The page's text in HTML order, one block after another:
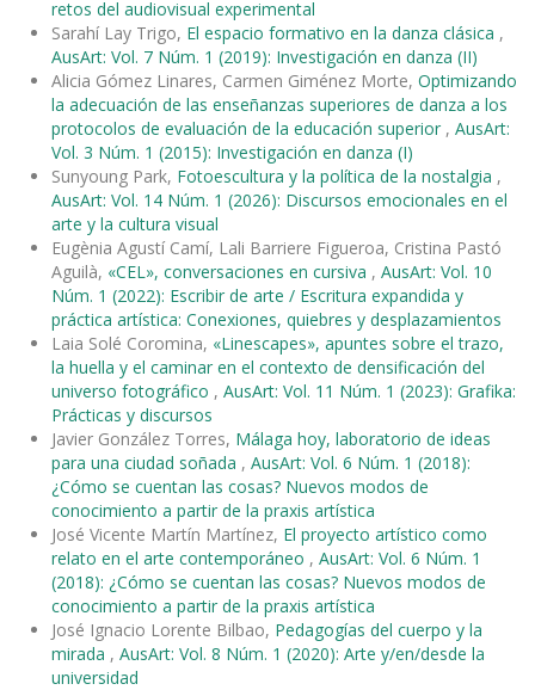
retos del audiovisual experimental
Sarahí Lay Trigo, El espacio formativo en la danza clásica ,
AusArt: Vol. 7 Núm. 1 (2019): Investigación en danza (II)
Alicia Gómez Linares, Carmen Giménez Morte, Optimizando
la adecuación de las enseñanzas superiores de danza a los
protocolos de evaluación de la educación superior , AusArt:
Vol. 3 Núm. 1 (2015): Investigación en danza (I)
Sunyoung Park, Fotoescultura y la política de la nostalgia ,
AusArt: Vol. 14 Núm. 1 (2026): Discursos emocionales en el
arte y la cultura visual
Eugènia Agustí Camí, Lali Barriere Figueroa, Cristina Pastó
Aguilà, «CEL», conversaciones en cursiva , AusArt: Vol. 10
Núm. 1 (2022): Escribir de arte / Escritura expandida y
práctica artística: Conexiones, quiebres y desplazamientos
Laia Solé Coromina, «Linescapes», apuntes sobre el trazo,
la huella y el caminar en el contexto de densificación del
universo fotográfico , AusArt: Vol. 11 Núm. 1 (2023): Grafika:
Prácticas y discursos
Javier González Torres, Málaga hoy, laboratorio de ideas
para una ciudad soñada , AusArt: Vol. 6 Núm. 1 (2018):
¿Cómo se cuentan las cosas? Nuevos modos de
conocimiento a partir de la praxis artística
José Vicente Martín Martínez, El proyecto artístico como
relato en el arte contemporáneo , AusArt: Vol. 6 Núm. 1
(2018): ¿Cómo se cuentan las cosas? Nuevos modos de
conocimiento a partir de la praxis artística
José Ignacio Lorente Bilbao, Pedagogías del cuerpo y la
mirada , AusArt: Vol. 8 Núm. 1 (2020): Arte y/en/desde la
universidad